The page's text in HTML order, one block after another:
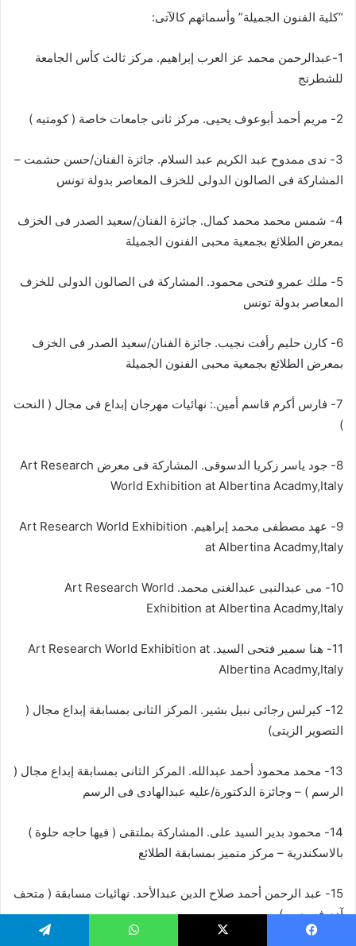
“كلية الفنون الجميلة” وأسمائهم كالآتى:
1-عبدالرحمن محمد عز العرب إبراهيم. مركز ثالث كأس الجامعة
للشطرنج
2- مريم أحمد أبوعوف يحيى. مركز ثانى جامعات خاصة ( كومتيه )
3- ندى ممدوح عبد الكريم عبد السلام. جائزة الفنان/حسن حشمت –
المشاركة فى الصالون الدولى للخزف المعاصر بدولة تونس
4- شمس محمد محمد کمال. جائزة الفنان/سعيد الصدر فى الخزف
بمعرض الطلائع بجمعية محبى الفنون الجميلة
5- ملك عمرو فتحى محمود. المشاركة فى الصالون الدولى للخزف
المعاصر بدولة تونس
6- کارن حليم رأفت نجيب. جائزة الفنان/سعيد الصدر فى الخزف
بمعرض الطلائع بجمعية محبى الفنون الجميلة
7- فارس أكرم قاسم أمين.: نهائيات مهرجان إبداع فى مجال ( النحت
)
8- جود ياسر زكريا الدسوقى. المشاركة فى معرض Art Research
World Exhibition at Albertina Acadmy,Italy
9- عهد مصطفى محمد إبراهيم. Art Research World Exhibition
at Albertina Acadmy,Italy
10- می عبدالنبی عبدالغنى محمد. Art Research World
Exhibition at Albertina Acadmy,Italy
11- هنا سمير فتحى السيد. Art Research World Exhibition at
Albertina Acadmy,Italy
12- كيرلس رجائى نبيل بشير. المركز الثانى بمسابقة إبداع مجال (
التصوير الزيتى)
13- محمد محمود أحمد عبدالله. المركز الثانى بمسابقة إبداع مجال (
الرسم ) – وجائزة الدكتورة/عليه عبدالهادى فى الرسم
14- محمود بدير السيد على. المشاركة بملتقى ( فيها حاجه حلوة )
بالاسكندرية – مركز متميز بمسابقة الطلائع
15- عبد الرحمن أحمد صلاح الدين عبدالأحد. نهائيات مسابقة ( متحف
آدم في صور)